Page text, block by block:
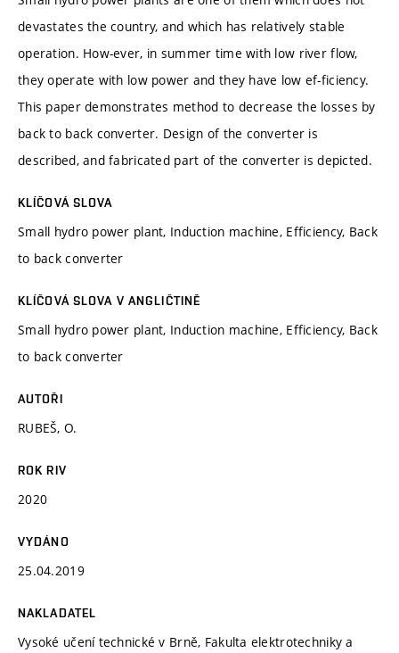
devastates the country, and which has relatively stable
operation. How-ever, in summer time with low river flow,
they operate with low power and they have low ef-ficiency.
This paper demonstrates method to decrease the losses by
back to back converter. Design of the converter is
described, and fabricated part of the converter is depicted.
KLÍČOVÁ SLOVA
Small hydro power plant, Induction machine, Efficiency, Back
to back converter
KLÍČOVÁ SLOVA V ANGLIČTINĚ
Small hydro power plant, Induction machine, Efficiency, Back
to back converter
AUTOŘI
RUBEŠ, O.
ROK RIV
2020
VYDÁNO
25.04.2019
NAKLADATEL
Vysoké učení technické v Brně, Fakulta elektrotechniky a